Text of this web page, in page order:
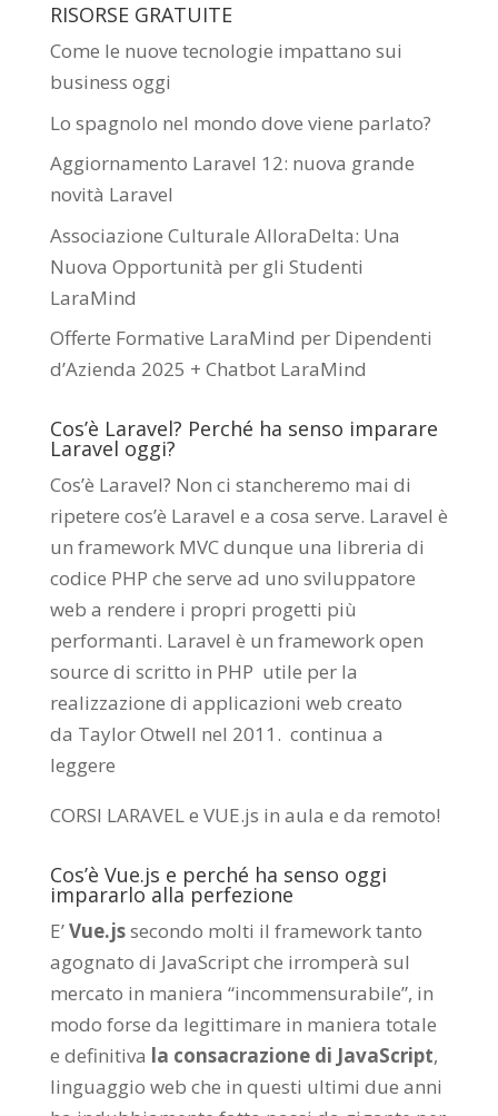
RISORSE GRATUITE
Come le nuove tecnologie impattano sui
business oggi
Lo spagnolo nel mondo dove viene parlato?
Aggiornamento Laravel 12: nuova grande
novità Laravel
Associazione Culturale AlloraDelta: Una
Nuova Opportunità per gli Studenti
LaraMind
Offerte Formative LaraMind per Dipendenti
d’Azienda 2025 + Chatbot LaraMind
Cos’è Laravel? Perché ha senso imparare
Laravel oggi?
Cos’è Laravel? Non ci stancheremo mai di
ripetere cos’è Laravel e a cosa serve. Laravel è
un framework MVC dunque una libreria di
codice PHP che serve ad uno sviluppatore
web a rendere i propri progetti più
performanti. Laravel è un framework open
source di scritto in PHP utile per la
realizzazione di applicazioni web creato
da Taylor Otwell nel 2011. continua a
leggere
CORSI LARAVEL e VUE.js in aula e da remoto!
Cos’è Vue.js e perché ha senso oggi
impararlo alla perfezione
E’Vue.jssecondo molti il framework tanto
agognato di JavaScript che irromperà sul
mercato in maniera “incommensurabile”, in
modo forse da legittimare in maniera totale
e definitiva la consacrazione di JavaScript,
linguaggio web che in questi ultimi due anni